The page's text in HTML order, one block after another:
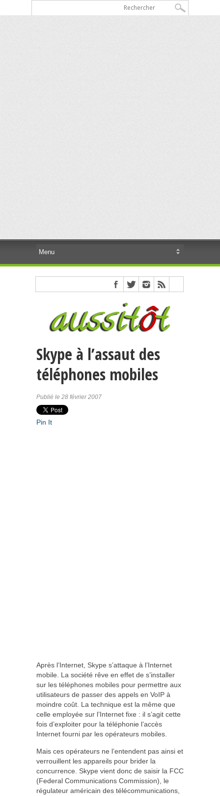
Skype à l’assaut des
téléphones mobiles
Publié le 28 février 2007
Pin It
Après l’Internet, Skype s’attaque à l’Internet
mobile. La société rêve en effet de s’installer
sur les téléphones mobiles pour permettre aux
utilisateurs de passer des appels en VoIP à
moindre coût. La technique est la même que
celle employée sur l’Internet fixe : il s’agit cette
fois d’exploiter pour la téléphonie l’accès
Internet fourni par les opérateurs mobiles.
Mais ces opérateurs ne l’entendent pas ainsi et
verrouillent les appareils pour brider la
concurrence. Skype vient donc de saisir la FCC
(Federal Communications Commission), le
régulateur américain des télécommunications,